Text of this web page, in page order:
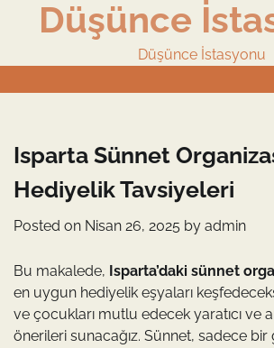
Düşünce
Düşünce İstasyonu
Isparta Sünnet
Hediyelik Tavsiyeleri
Posted on Nisan 26, 2025 by admin
Bu makalede, Isparta’daki sünnet
en uygun hediyelik eşyaları
ve çocukları mutlu edecek yaratıcı ve
önerileri sunacağız. Sünnet, sadece bir